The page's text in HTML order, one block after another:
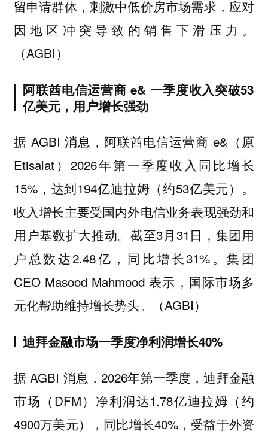
留申请群体，刺激中低价房市场需求，应对
因地区冲突导致的销售下滑压力。
（AGBI）
阿联酋电信运营商 e& 一季度收入突破53
亿美元，用户增长强劲
据 AGBI 消息，阿联酋电信运营商 e&（原
Etisalat）2026年第一季度收入同比增长
15%，达到194亿迪拉姆（约53亿美元）。
收入增长主要受国内外电信业务表现强劲和
用户基数扩大推动。截至3月31日，集团用
户总数达2.48亿，同比增长31%。集团
CEO Masood Mahmood 表示，国际市场多
元化帮助维持增长势头。（AGBI）
迪拜金融市场一季度净利润增长40%
据 AGBI 消息，2026年第一季度，迪拜金融
市场（DFM）净利润达1.78亿迪拉姆（约
4900万美元），同比增长40%，受益于外资